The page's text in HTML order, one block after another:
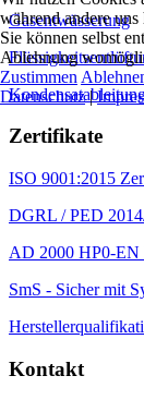
Gasentwässerung
Zertifikate
ISO 9001:2015
DGRL / PED
AD 2000 HP0-EN
SmS - Sicher mit
Kontakt
während andere
Sie können selbst
Ablehnung
Zustimmen
Datenschutz|